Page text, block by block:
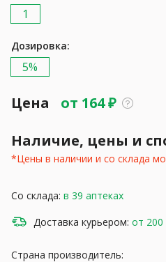
1
Дозировка:
5%
Цена от 164₽
Наличие, цены и
*Цены в наличии и со склада
Со склада: в 39 аптеках
Доставка курьером: от 200
Страна производитель: